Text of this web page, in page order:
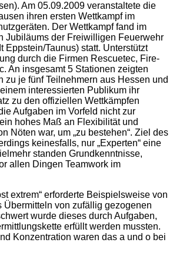
Am 05.09.2009 veranstaltete die
ihren ersten Wettkampf im
Der Wettkampf fand im
Jubiläums der Freiwilligen Feuerwehr
Eppstein/Taunus) statt. Unterstützt
durch die Firmen Rescuetec, Fire-
An insgesamt 5 Stationen zeigten
zu je fünf Teilnehmern aus Hessen und
interessierten Publikum ihr
zu den offiziellen Wettkämpfen
Aufgaben im Vorfeld nicht zur
hohes Maß an Flexibilität und
Nöten war, um „zu bestehen“. Ziel des
keinesfalls, nur „Experten“ eine
standen Grundkenntnisse,
allen Dingen Teamwork im
extrem“ erforderte Beispielsweise von
Übermitteln von zufällig gezogenen
wurde dieses durch Aufgaben,
erfüllt werden mussten.
Konzentration waren das a und o bei